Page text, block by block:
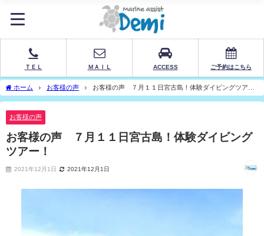
ＴＥＬ ＭＡＩＬ ACCESS ご予約はこちら
ホーム お客様の声
お客様の声 ７月１１日宮古島！体験ダイビングツア
ー！
お客様の声
お客様の声 ７月１１日宮古島！体験ダイビング
ツアー！
2021年12月1日 2021年12月1日